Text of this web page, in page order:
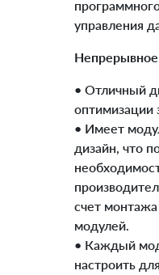
управления
• Отличный
оптимизации
• Имеет
дизайн, что
счет
модулей.
• Каждый
настроить